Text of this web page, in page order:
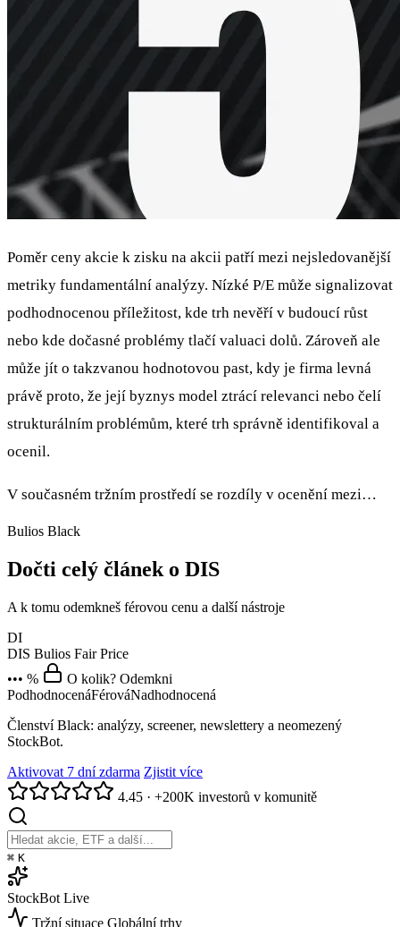
Poměr ceny akcie k zisku na akcii patří mezi nejsledovanější
metriky fundamentální analýzy. Nízké P/E může signalizovat
podhodnocenou příležitost, kde trh nevěří v budoucí růst
nebo kde dočasné problémy tlačí valuaci dolů. Zároveň ale
může jít o takzvanou hodnotovou past, kdy je firma levná
právě proto, že její byznys model ztrácí relevanci nebo čelí
strukturálním problémům, které trh správně identifikoval a
ocenil.
V současném tržním prostředí se rozdíly v ocenění mezi…
Bulios Black
Dočti celý článek o DIS
A k tomu odemkneš férovou cenu a další nástroje
DI
DIS Bulios Fair Price
••• %
O kolik? Odemkni
PodhodnocenáFérováNadhodnocená
Členství Black: analýzy, screener, newslettery a neomezený
StockBot.
Aktivovat 7 dní zdarma Zjistit více
4.45 · +200K investorů v komunitě
⌘ K
StockBot Live
Tržní situace Globální trhy